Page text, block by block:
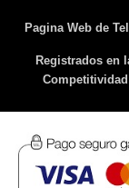
Pagina Web de
Registrados en
Competitividad